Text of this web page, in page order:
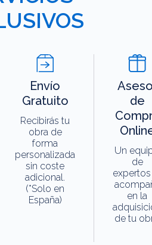
Envío
Gratuito
Recibirás tu
obra de
forma
personalizada
sin coste
adicional.
(*Solo en
España)
de
Un
de
en la
de tu